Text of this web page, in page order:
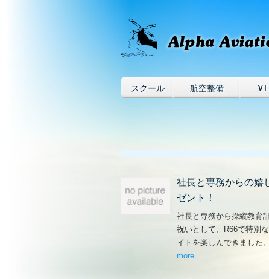
スクール 航空整備
社長と専務からの嬉
ゼント！
社長と専務から操縦教育
祝いとして、R66で特別
イトを楽しんできました。
more – ‘社長と専務から